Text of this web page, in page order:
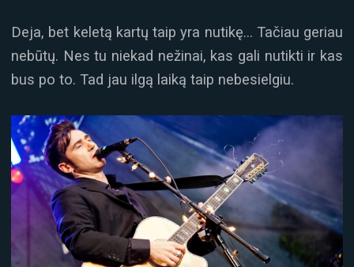
Deja, bet keletą kartų taip yra nutikę… Tačiau geriau
nebūtų. Nes tu niekad nežinai, kas gali nutikti ir kas
bus po to. Tad jau ilgą laiką taip nebesielgiu.